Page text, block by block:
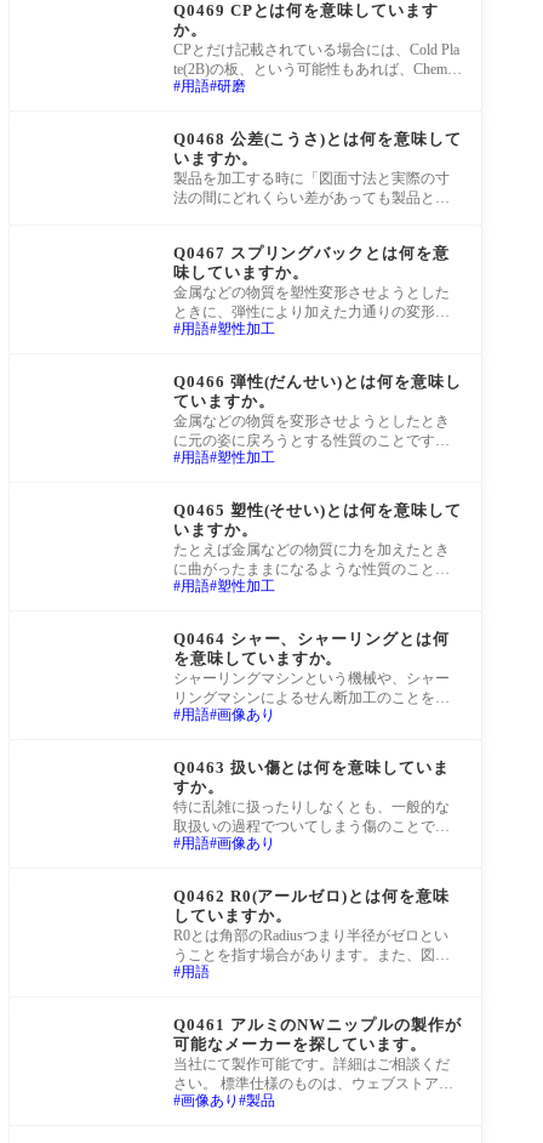
Q0469 CPとは何を意味しています
か。
CPとだけ記載されている場合には、Cold Pla
te(2B)の板、という可能性もあれば、Chemic
al Polishing(化学研磨)という可能性もありま
用語 研磨
Q0468 公差(こうさ)とは何を意味して
いますか。
製品を加工する時に「図面寸法と実際の寸
法の間にどれくらい差があっても製品とし
Q0467 スプリングバックとは何を意
味していますか。
金属などの物質を塑性変形させようとした
ときに、弾性により加えた力通りの変形と
ならず少し元に戻ってしまう現象のことで
用語 塑性加工
Q0466 弾性(だんせい)とは何を意味し
ていますか。
金属などの物質を変形させようとしたとき
に元の姿に戻ろうとする性質のことです。
たとえばバネなどは、その特性を利用した
用語 塑性加工
Q0465 塑性(そせい)とは何を意味して
いますか。
たとえば金属などの物質に力を加えたとき
に曲がったままになるような性質のことで
す。たとえば針金などは、その特性を利用
用語 塑性加工
Q0464 シャー、シャーリングとは何
を意味していますか。
シャーリングマシンという機械や、シャー
リングマシンによるせん断加工のことを指
します。せん断加工とは上下の刃を使って
用語 画像あり
Q0463 扱い傷とは何を意味していま
すか。
特に乱雑に扱ったりしなくとも、一般的な
取扱いの過程でついてしまう傷のことで
す。特に金属は硬く比重が大きいため、引
用語 画像あり
Q0462 R0(アールゼロ)とは何を意味
していますか。
R0とは角部のRadiusつまり半径がゼロとい
うことを指す場合があります。また、図面
の改訂がまだされていない、つまり改訂番
用語
Q0461 アルミのNWニップルの製作が
可能なメーカーを探しています。
当社にて製作可能です。詳細はご相談くだ
さい。 標準仕様のものは、ウェブストア
「真空屋」にて、すぐにご購入が可能で
画像あり 製品